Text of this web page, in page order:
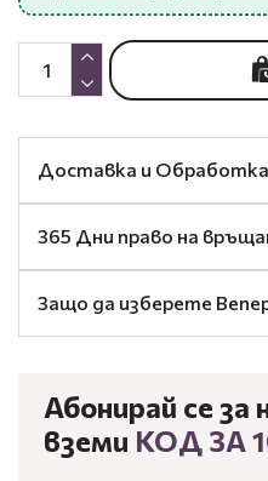
Доставка и Обработка
365 Дни право на
Защо да изберете
Абонирай се
вземи КОД ЗА